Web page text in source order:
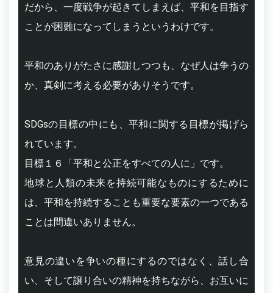
だから、一度戦争が起きてしまえば、平和を目指す
ことが困難になってしまうというわけです。
平和のありがたさに感謝しつつも、なぜ人は争うの
か、真剣に考える必要がありそうです。
SDGsの目標の中にも、平和に関する目標が掲げら
れています。
目標１６「平和と公正をすべての人に」です。
地球と人類の未来を持続可能なものにするために
は、平和を持続することも重要な要素の一つである
ことは間違いありません。
意見の違いを争いの種にするのではなく、話し合
い、そして譲り合いの精神を持ちながら、お互いに